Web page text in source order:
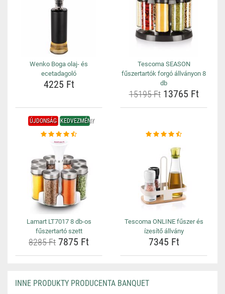
Wenko Boga olaj- és
ecetadagoló
4225 Ft
Tescoma SEASON
fűszertartók forgó állványon 8
db
15195 Ft13765 Ft
ÚJDONSÁG KEDVEZMÉNY
Lamart LT7017 8 db-os
fűszertartó szett
8285 Ft 7875 Ft
Tescoma ONLINE fűszer és
ízesítő állvány
7345 Ft
INNE PRODUKTY PRODUCENTA BANQUET